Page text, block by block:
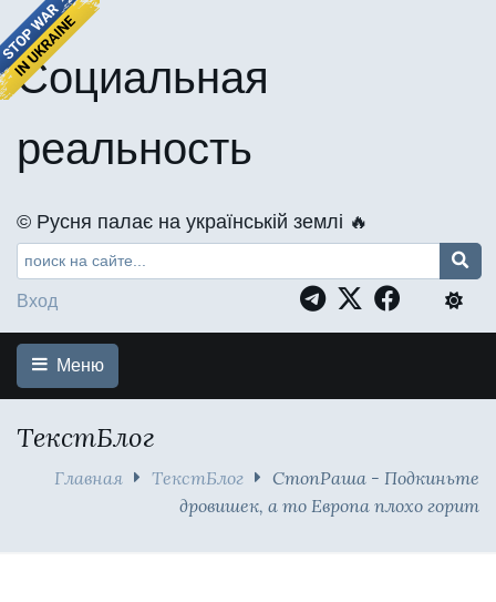
Социальная
реальность
©️ Русня палає на українській землі 🔥
Вход
Меню
ТекстБлог
Главная ТекстБлог
СтопРаша - Подкиньте
дровишек, а то Европа плохо горит